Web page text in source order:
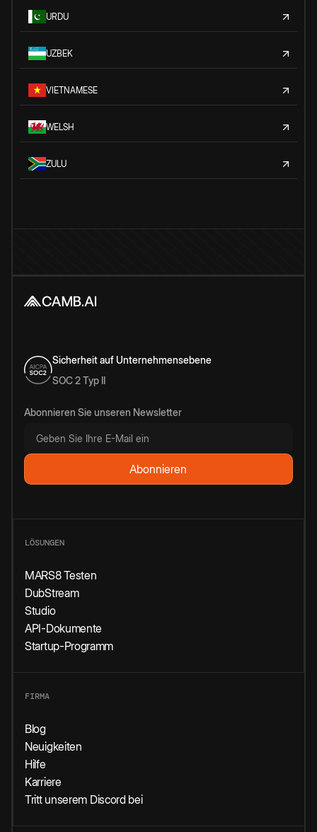
URDU
UZBEK
VIETNAMESE
WELSH
ZULU
Sicherheit auf Unternehmensebene
SOC 2 Typ II
Abonnieren Sie unseren Newsletter
LÖSUNGEN
MARS8 Testen
DubStream
Studio
API-Dokumente
Startup-Programm
FIRMA
Blog
Neuigkeiten
Hilfe
Karriere
Tritt unserem Discord bei